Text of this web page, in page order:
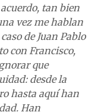
tan bien
vez me hablan
de Juan Pablo
con Francisco,
que
desde la
hasta aquí han
Han